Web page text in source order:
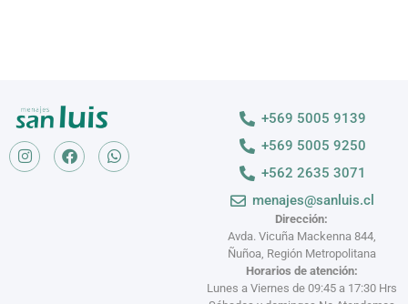
Dirección:
Avda. Vicuña Mackenna 844,
Ñuñoa, Región Metropolitana
Horarios de atención:
Lunes a Viernes de 09:45 a 17:30 Hrs
+569 5005 9139
+569 5005 9250
+562 2635 3071
menajes@sanluis.cl